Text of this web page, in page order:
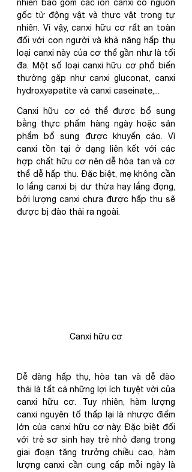
nhiên bao gồm các ion canxi có nguồn
gốc từ động vật và thực vật trong tự
nhiên. Vì vậy, canxi hữu cơ rất an toàn
đối với con người và khả năng hấp thụ
loại canxi này của cơ thể gần như là tối
đa. Một số loại canxi hữu cơ phổ biến
thường gặp như canxi gluconat, canxi
hydroxyapatite và canxi caseinate,...
Canxi hữu cơ có thể được bổ sung
bằng thực phẩm hàng ngày hoặc sản
phẩm bổ sung được khuyến cáo. Vì
canxi tồn tại ở dạng liên kết với các
hợp chất hữu cơ nên dễ hòa tan và cơ
thể dễ hấp thu. Đặc biệt, mẹ không cần
lo lắng canxi bị dư thừa hay lắng đọng,
bởi lượng canxi chưa được hấp thu sẽ
được bị đào thải ra ngoài.
Canxi hữu cơ
Dễ dàng hấp thụ, hòa tan và dễ đào
thải là tất cả những lợi ích tuyệt vời của
canxi hữu cơ. Tuy nhiên, hàm lượng
canxi nguyên tố thấp lại là nhược điểm
lớn của canxi hữu cơ này. Đặc biệt đối
với trẻ sơ sinh hay trẻ nhỏ đang trong
giai đoạn tăng trưởng chiều cao, hàm
lượng canxi cần cung cấp mỗi ngày là